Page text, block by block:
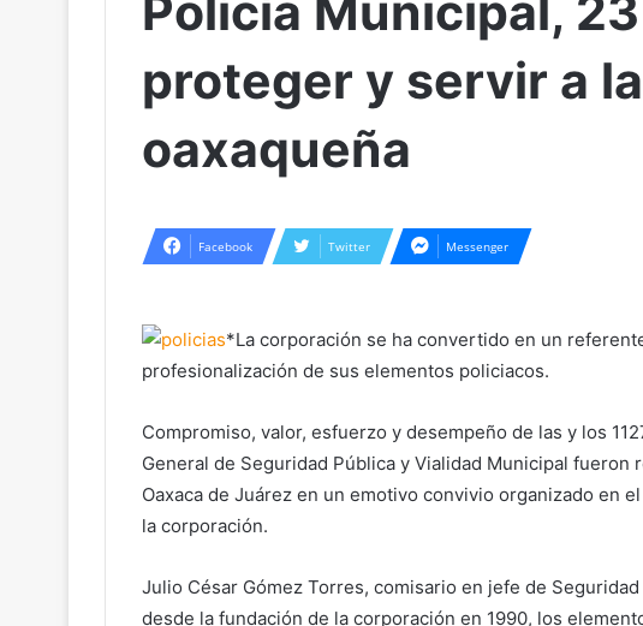
Policía Municipal,
proteger y servir a
oaxaqueña
Facebook Twitter Messenger
*La corporación se ha convertido en un
profesionalización de sus elementos policiacos.
Compromiso, valor, esfuerzo y desempeño de las y los
General de Seguridad Pública y Vialidad Municipal fueron
Oaxaca de Juárez en un emotivo convivio organizado en
la corporación.
Julio César Gómez Torres, comisario en jefe de
desde la fundación de la corporación en 1990, los